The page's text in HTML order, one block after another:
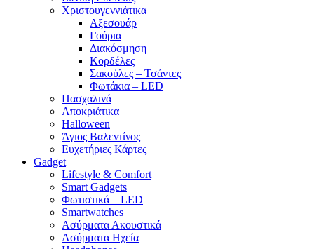
Χριστουγεννιάτικα
Αξεσουάρ
Γούρια
Διακόσμηση
Κορδέλες
Σακούλες – Τσάντες
Φωτάκια – LED
Πασχαλινά
Αποκριάτικα
Halloween
Άγιος Βαλεντίνος
Ευχετήριες Κάρτες
Gadget
Lifestyle & Comfort
Smart Gadgets
Φωτιστικά – LED
Smartwatches
Ασύρματα Ακουστικά
Ασύρματα Ηχεία